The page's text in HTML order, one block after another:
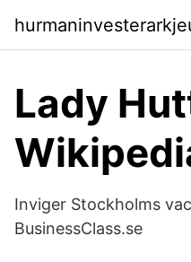
Lady
Inviger Stockholms
BusinessClass.se